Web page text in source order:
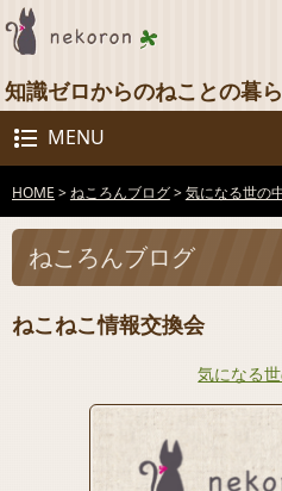
知識ゼロからのねことの暮
MENU
HOME >ねころんブログ>気になる世の
ねころんブログ
ねこねこ情報交換会
気になる